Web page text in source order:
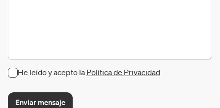
He leído y acepto la Política de Privacidad
Enviar mensaje